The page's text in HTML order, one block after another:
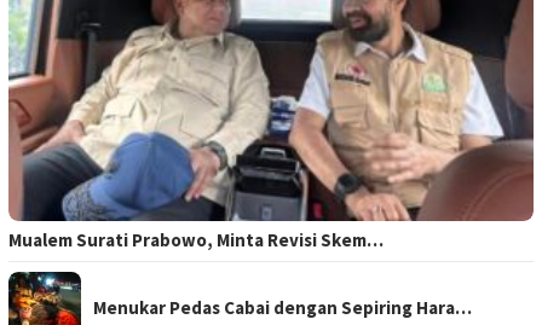
Mualem Surati Prabowo, Minta Revisi Skem…
Menukar Pedas Cabai dengan Sepiring Hara…